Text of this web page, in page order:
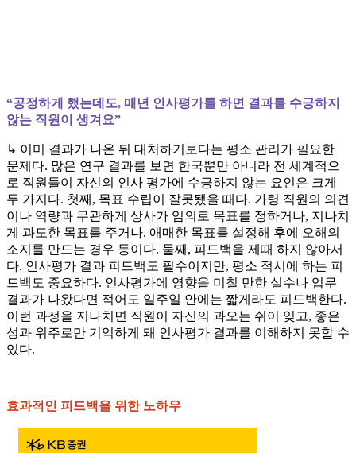
“공정하게 했는데도, 매년 인사평가를 하면 결과를 수긍하지
않는 직원이 생겨요”
↳ 이미 결과가 나온 뒤 대처하기보다는 평소 관리가 필요한
문제다. 많은 연구 결과를 보면 한국뿐만 아니라 전 세계적으
로 직원들이 자신의 인사 평가에 수긍하지 않는 요인은 크게
두 가지다. 첫째, 목표 수립이 잘못됐을 때다. 가령 직원의 의견
이나 역량과 무관하게 상사가 임의로 목표를 정하거나, 지나치
게 과도한 목표를 주거나, 애매한 목표를 설정해 후에 오해의
소지를 만드는 경우 등이다. 둘째, 피드백을 제때 하지 않아서
다. 인사평가 결과 피드백도 필수이지만, 평소 적시에 하는 피
드백도 중요하다. 인사평가에 영향을 미칠 만한 실수나 업무
결과가 나왔다면 적어도 일주일 안에는 짧게라도 피드백한다.
이런 과정을 지나치면 직원이 자신의 과오는 쉬이 잊고, 좋은
성과 위주로만 기억하게 돼 인사평가 결과를 이해하지 못할 수
있다.
효과적인 피드백을 위한 노하우